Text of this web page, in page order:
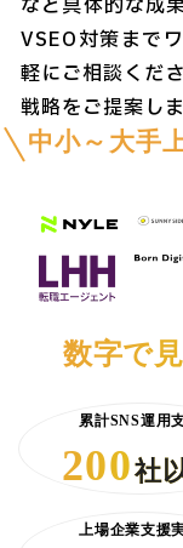
VSEO対策まで
軽にご相談くだ
戦略をご提案しま
中小～大手
数字で
累計SNS運用
200社
上場企業支援